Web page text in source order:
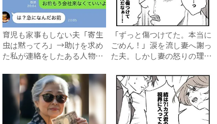
育児も家事もしない夫「寄生
虫は黙ってろ」→助けを求め
た私が連絡をしたある人物と
「ずっと傷つけてた。本当に
ごめん！」涙を流し妻へ謝っ
た夫。しかし妻の怒りの理由